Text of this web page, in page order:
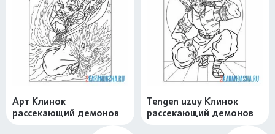
Арт Клинок
рассекающий демонов
Tengen uzuy Клинок
рассекающий демонов